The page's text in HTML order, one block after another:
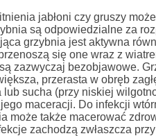
jabłoni czy gruszy
są odpowiedzialne za
grzybnia jest aktywna
się one wraz z
zazwyczaj bezobjawowe.
przerasta w obręb
sucha (przy niskiej
maceracji. Do infekcji
może także macerować
zachodzą zwłaszcza